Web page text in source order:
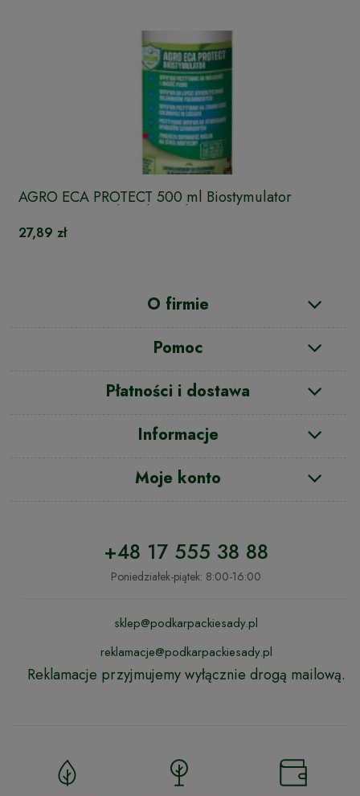
AGRO ECA PROTECT 500 ml Biostymulator
ograniczający choroby roślin
27,89 zł
O firmie
Pomoc
Płatności i dostawa
Informacje
Moje konto
+48 17 555 38 88
Poniedziałek-piątek: 8:00-16:00
sklep@podkarpackiesady.pl
reklamacje@podkarpackiesady.pl
Reklamacje przyjmujemy wyłącznie drogą mailową.